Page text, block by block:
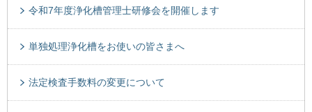
令和7年度浄化槽管理士研修会を開催します
単独処理浄化槽をお使いの皆さまへ
法定検査手数料の変更について